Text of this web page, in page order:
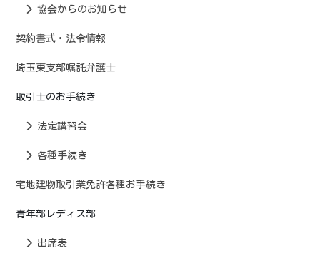
協会からのお知らせ
契約書式・法令情報
埼玉東支部嘱託弁護士
取引士のお手続き
法定講習会
各種手続き
宅地建物取引業免許各種お手続き
青年部レディス部
出席表